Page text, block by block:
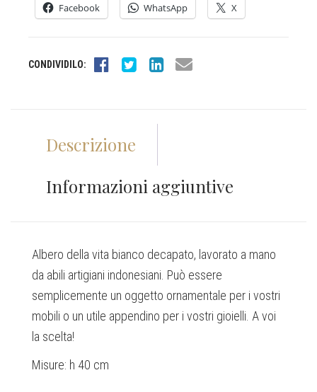
Facebook WhatsApp X
CONDIVIDILO:
Descrizione
Informazioni aggiuntive
Albero della vita bianco decapato, lavorato a mano
da abili artigiani indonesiani. Può essere
semplicemente un oggetto ornamentale per i vostri
mobili o un utile appendino per i vostri gioielli. A voi
la scelta!
Misure: h 40 cm